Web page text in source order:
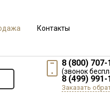
Контакты
8 (800) 707-
(звонок
8 (499) 991-
Заказать